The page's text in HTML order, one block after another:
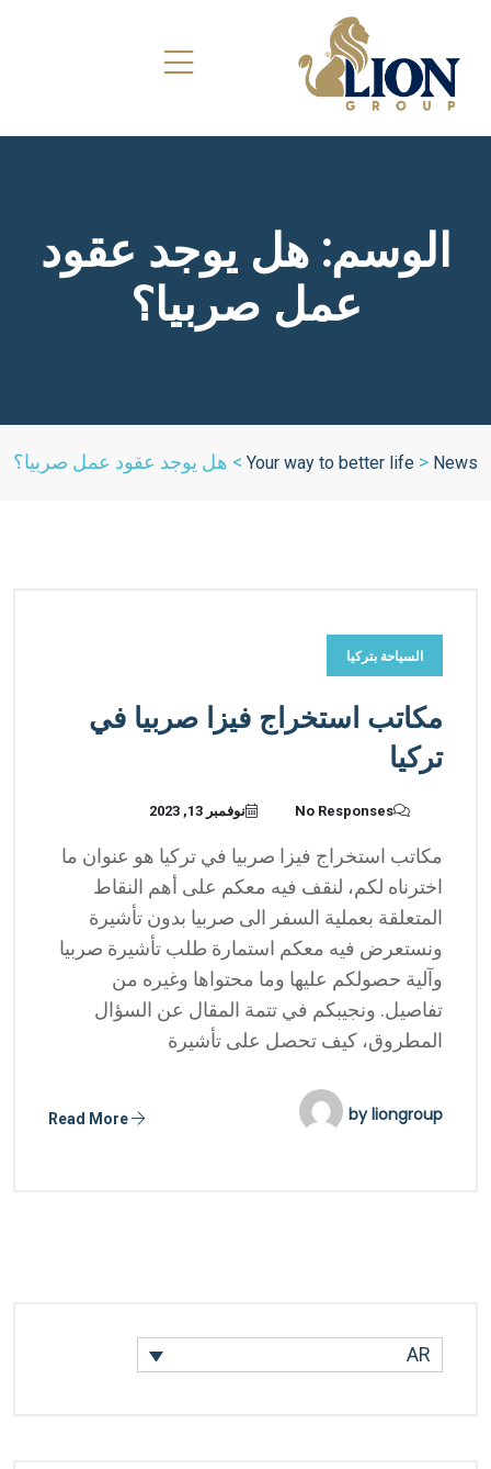
الوسم:هل يوجد عقود
عمل صربيا؟
Your way to better life>
>هل يوجد عقود عمل صربيا؟
السياحة بتركيا
مكاتب استخراج فيزا صربيا في
تركيا
No Responses نوفمبر 13, 2023
مكاتب استخراج فيزا صربيا في تركيا هو عنوان ما
اخترناه لكم، لنقف فيه معكم على أهم النقاط
المتعلقة بعملية السفر الى صربيا بدون تأشيرة
ونستعرض فيه معكم استمارة طلب تأشيرة صربيا
وآلية حصولكم عليها وما محتواها وغيره من
تفاصيل. ونجيبكم في تتمة المقال عن السؤال
المطروق، كيف تحصل على تأشيرة
byliongroup